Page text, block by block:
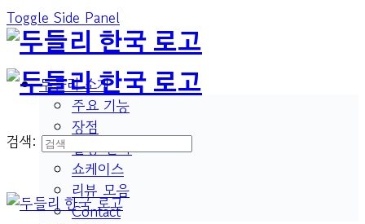
Toggle Side Panel
두들리 소개
주요 기능
장점
활용 분야
쇼케이스
리뷰 모음
Contact
검색: